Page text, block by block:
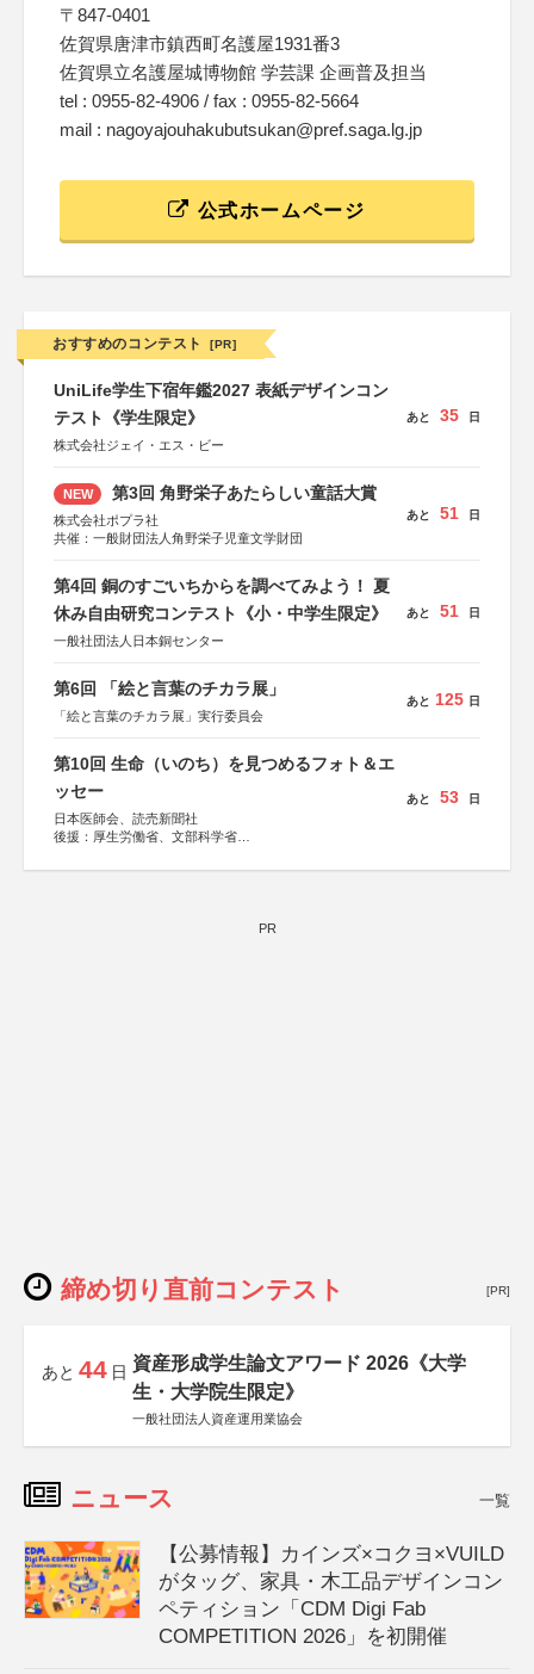
〒847-0401
佐賀県唐津市鎮西町名護屋1931番3
佐賀県立名護屋城博物館 学芸課 企画普及担当
tel : 0955-82-4906 / fax : 0955-82-5664
mail : nagoyajouhakubutsukan@pref.saga.lg.jp
公式ホームページ
おすすめのコンテスト [PR]
UniLife学生下宿年鑑2027 表紙デザインコン
テスト《学生限定》
株式会社ジェイ・エス・ビー
あと 35 日
NEW 第3回 角野栄子あたらしい童話大賞
株式会社ポプラ社
共催：一般財団法人角野栄子児童文学財団
あと 51 日
第4回 銅のすごいちからを調べてみよう！ 夏
休み自由研究コンテスト《小・中学生限定》
一般社団法人日本銅センター
あと 51 日
第6回 「絵と言葉のチカラ展」
「絵と言葉のチカラ展」実行委員会
あと 125 日
第10回 生命（いのち）を見つめるフォト＆エ
ッセー
日本医師会、読売新聞社
後援：厚生労働省、文部科学省
しん生命保険株式会社
あと 53 日
PR
締め切り直前コンテスト [PR]
あと 44 日 資産形成学生論文アワード 2026《大学
生・大学院生限定》
一般社団法人資産運用業協会
ニュース 一覧
【公募情報】カインズ×コクヨ×VUILD
がタッグ、家具・木工品デザインコン
ペティション「CDM Digi Fab
COMPETITION 2026」を初開催